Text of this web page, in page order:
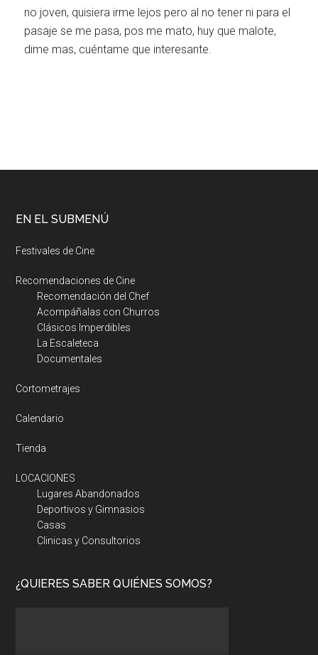
no joven, quisiera irme lejos pero al no tener ni para el
pasaje se me pasa, pos me mato, huy que malote,
dime mas, cuéntame que interesante.
EN EL SUBMENÚ
Festivales de Cine
Recomendaciones de Cine
Recomendación del Chef
Acompáñalas con Churros
Clásicos Imperdibles
La Escaleteca
Documentales
Cortometrajes
Calendario
Tienda
LOCACIONES
Lugares Abandonados
Deportivos y Gimnasios
Casas
Clinicas y Consultorios
¿QUIERES SABER QUIÉNES SOMOS?